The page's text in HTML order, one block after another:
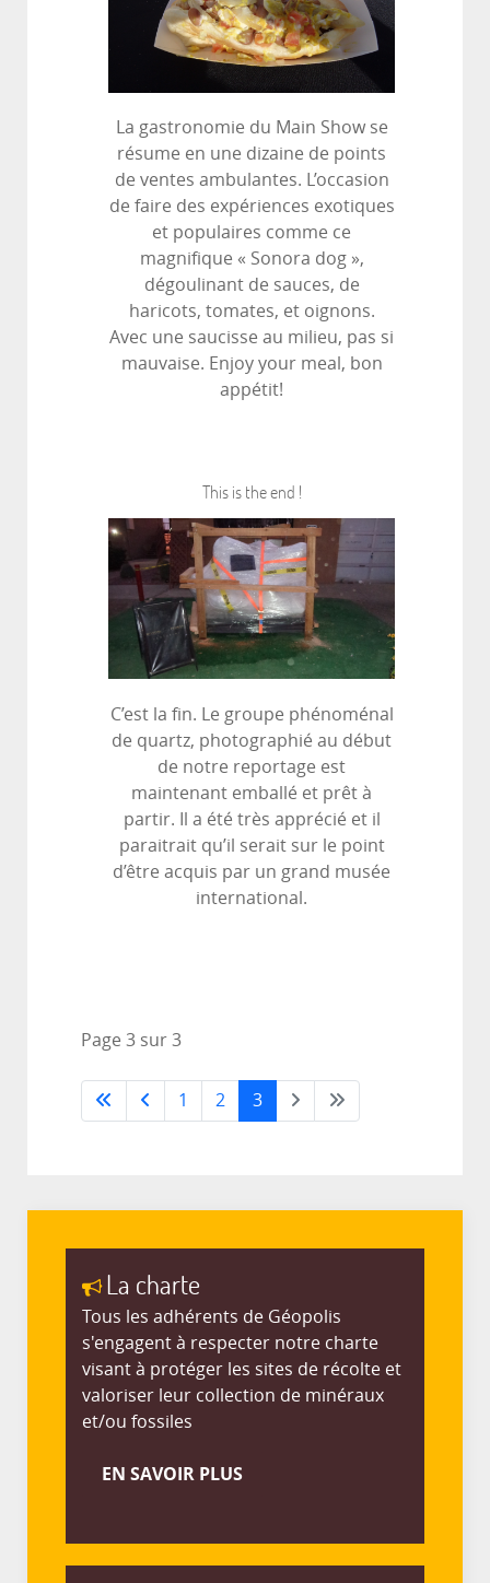
La gastronomie du Main Show se
résume en une dizaine de points
de ventes ambulantes. L’occasion
de faire des expériences exotiques
et populaires comme ce
magnifique « Sonora dog »,
dégoulinant de sauces, de
haricots, tomates, et oignons.
Avec une saucisse au milieu, pas si
mauvaise. Enjoy your meal, bon
appétit!
This is the end !
C’est la fin. Le groupe phénoménal
de quartz, photographié au début
de notre reportage est
maintenant emballé et prêt à
partir. Il a été très apprécié et il
paraitrait qu’il serait sur le point
d’être acquis par un grand musée
international.
Page 3 sur 3
1 2 3
La charte
Tous les adhérents de Géopolis
s'engagent à respecter notre charte
visant à protéger les sites de récolte et
valoriser leur collection de minéraux
et/ou fossiles
EN SAVOIR PLUS